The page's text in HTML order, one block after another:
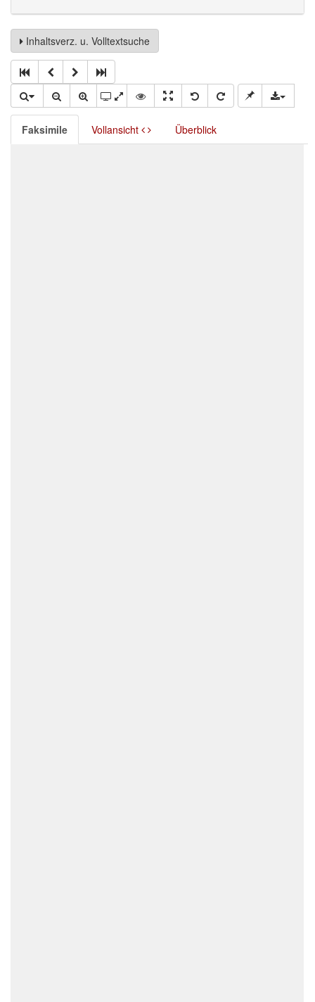
Inhaltsverz. u. Volltextsuche
Faksimile Vollansicht Überblick